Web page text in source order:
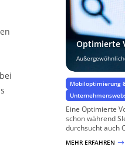
Optimierte
Mobiloptimierung
Eine Optimierte
schon während
durchsucht auch
MEHR ERFAHREN $